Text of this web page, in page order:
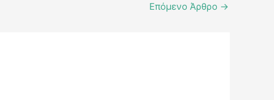
Επόμενο Άρθρο →